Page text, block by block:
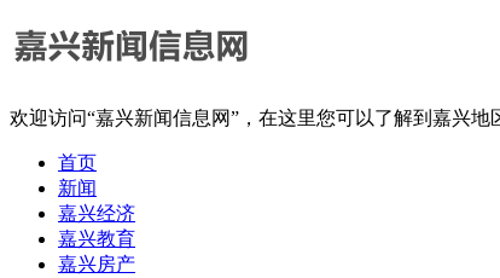
欢迎访问“嘉兴新闻信息网”，在这里您可以了解到嘉兴
首页
新闻
嘉兴经济
嘉兴教育
嘉兴房产